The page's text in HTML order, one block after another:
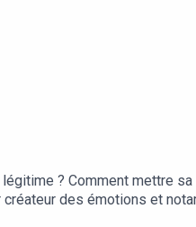
? Comment mettre
des émotions et
Seclin et Lauren Lolo qui